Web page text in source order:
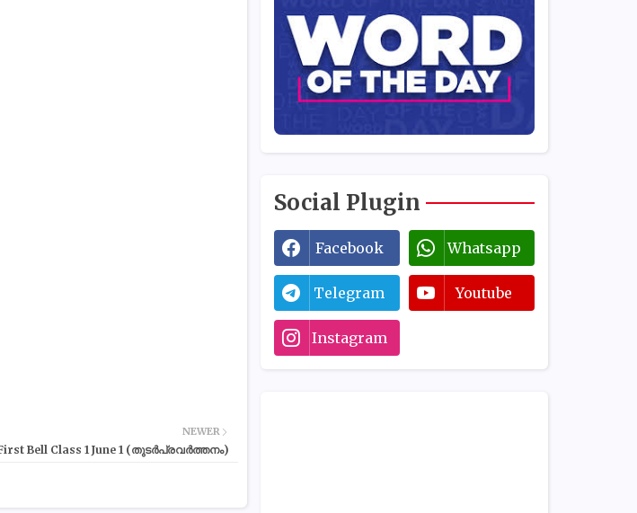
NEWER
Bell Class 1 June 1 (തുടർപ്രവർത്തനം)
Social Plugin
Facebook Whatsapp
Telegram Youtube
Instagram